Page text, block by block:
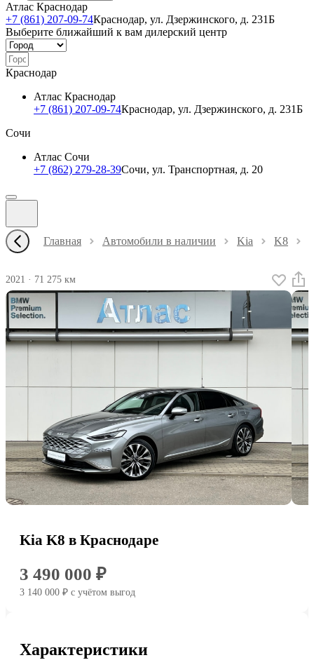
Атлас Краснодар
+7 (861) 207-09-74Краснодар, ул. Дзержинского, д. 231Б
Выберите ближайший к вам дилерский центр
Краснодар
Атлас Краснодар
+7 (861) 207-09-74Краснодар, ул. Дзержинского, д. 231Б
Сочи
Атлас Сочи
+7 (862) 279-28-39Сочи, ул. Транспортная, д. 20
Главная Автомобили в наличии Kia K8
2021 · 71 275 км
Kia K8 в Краснодаре
3 490 000 ₽
3 140 000 ₽ c учётом выгод
Характеристики